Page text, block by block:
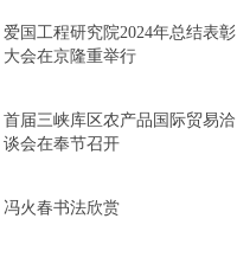
爱国工程研究院2024年总结表彰
大会在京隆重举行
首届三峡库区农产品国际贸易洽
谈会在奉节召开
冯火春书法欣赏